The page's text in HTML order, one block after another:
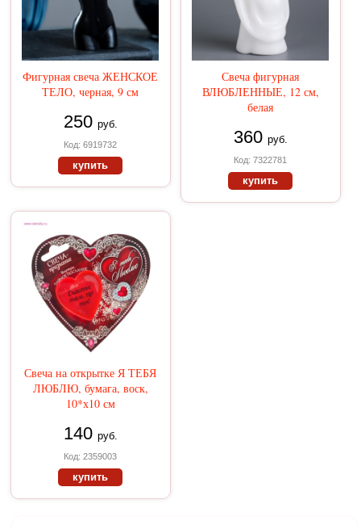
Фигурная свеча ЖЕНСКОЕ
ТЕЛО, черная, 9 см
250 руб.
Код: 6919732
купить
Свеча фигурная
ВЛЮБЛЕННЫЕ, 12 см,
белая
360 руб.
Код: 7322781
купить
Свеча на открытке Я ТЕБЯ
ЛЮБЛЮ, бумага, воск,
10*х10 см
140 руб.
Код: 2359003
купить